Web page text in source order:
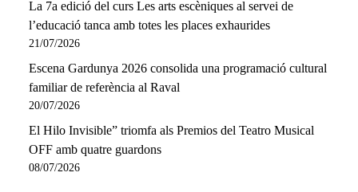
La 7a edició del curs Les arts escèniques al servei de
l’educació tanca amb totes les places exhaurides
21/07/2026
Escena Gardunya 2026 consolida una programació cultural
familiar de referència al Raval
20/07/2026
El Hilo Invisible” triomfa als Premios del Teatro Musical
OFF amb quatre guardons
08/07/2026